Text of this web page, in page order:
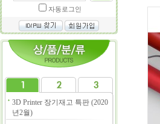
자동로그인
3D Printer 장기재고 특판 (2020
년2월)